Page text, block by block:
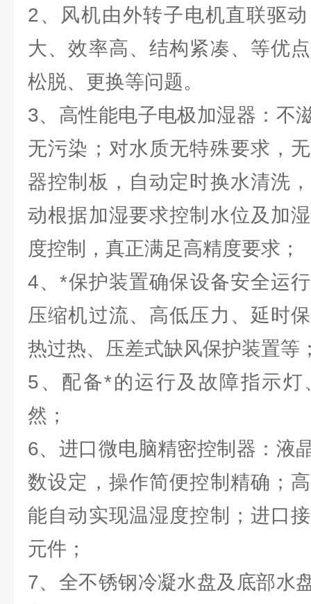
2、风机由外转子电机直联驱
大、效率高、结构紧凑、等优
松脱、更换等问题。
3、高性能电子电极加湿器：不
无污染；对水质无特殊要求，
器控制板，自动定时换水清洗
动根据加湿要求控制水位及加
度控制，真正满足高精度要求；
4、*保护装置确保设备安全运
压缩机过流、高低压力、延时
热过热、压差式缺风保护装置等
5、配备*的运行及故障指示灯
然；
6、进口微电脑精密控制器：液
数设定，操作简便控制精确；
能自动实现温湿度控制；进口
元件；
7、全不锈钢冷凝水盘及底部水